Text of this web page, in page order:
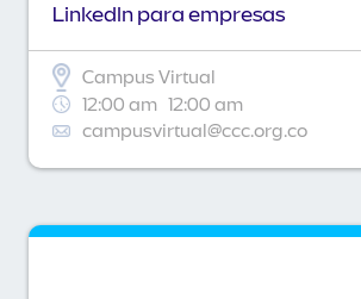
Linkedln para empresas
Campus Virtual
12:00 am 12:00 am
campusvirtual@ccc.org.co